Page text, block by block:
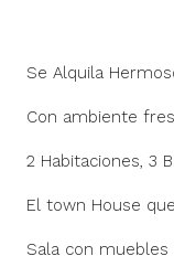
Se Alquila
Con ambiente
2 Habitaciones, 3
El town House
Sala con